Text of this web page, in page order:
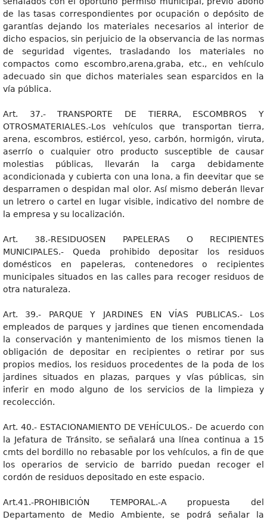
de las tasas correspondientes por ocupación o depósito de
garantías dejando los materiales necesarios al interior de
dicho espacios, sin perjuicio de la observancia de las normas
de seguridad vigentes, trasladando los materiales no
compactos como escombro,arena,graba, etc., en vehículo
adecuado sin que dichos materiales sean esparcidos en la
vía pública.
Art. 37.- TRANSPORTE DE TIERRA, ESCOMBROS Y
OTROSMATERIALES.-Los vehículos que transportan tierra,
arena, escombros, estiércol, yeso, carbón, hormigón, viruta,
aserrío o cualquier otro producto susceptible de causar
molestias públicas, llevarán la carga debidamente
acondicionada y cubierta con una lona, a fin deevitar que se
desparramen o despidan mal olor. Así mismo deberán llevar
un letrero o cartel en lugar visible, indicativo del nombre de
la empresa y su localización.
Art. 38.-RESIDUOSEN PAPELERAS O RECIPIENTES
MUNICIPALES.- Queda prohibido depositar los residuos
domésticos en papeleras, contenedores o recipientes
municipales situados en las calles para recoger residuos de
otra naturaleza.
Art. 39.- PARQUE Y JARDINES EN VÍAS PUBLICAS.- Los
empleados de parques y jardines que tienen encomendada
la conservación y mantenimiento de los mismos tienen la
obligación de depositar en recipientes o retirar por sus
propios medios, los residuos procedentes de la poda de los
jardines situados en plazas, parques y vías públicas, sin
inferir en modo alguno de los servicios de la limpieza y
recolección.
Art. 40.- ESTACIONAMIENTO DE VEHÍCULOS.- De acuerdo con
la Jefatura de Tránsito, se señalará una línea continua a 15
cmts del bordillo no rebasable por los vehículos, a fin de que
los operarios de servicio de barrido puedan recoger el
cordón de residuos depositado en este espacio.
Art.41.-PROHIBICIÓN TEMPORAL.-A propuesta del
Departamento de Medio Ambiente, se podrá señalar la